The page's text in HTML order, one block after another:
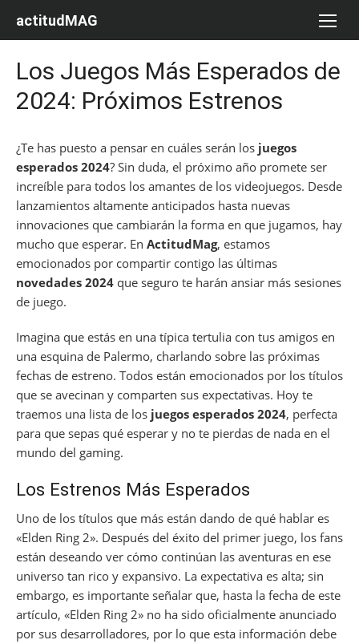
actitudMAG
Los Juegos Más Esperados de
2024: Próximos Estrenos
¿Te has puesto a pensar en cuáles serán los juegos
esperados 2024? Sin duda, el próximo año promete ser
increíble para todos los amantes de los videojuegos. Desde
lanzamientos altamente anticipados hasta nuevas
innovaciones que cambiarán la forma en que jugamos, hay
mucho que esperar. En ActitudMag, estamos
emocionados por compartir contigo las últimas
novedades 2024 que seguro te harán ansiar más sesiones
de juego.
Imagina que estás en una típica tertulia con tus amigos en
una esquina de Palermo, charlando sobre las próximas
fechas de estreno. Todos están emocionados por los títulos
que se avecinan y comparten sus expectativas. Hoy te
traemos una lista de los juegos esperados 2024, perfecta
para que sepas qué esperar y no te pierdas de nada en el
mundo del gaming.
Los Estrenos Más Esperados
Uno de los títulos que más están dando de qué hablar es
«Elden Ring 2». Después del éxito del primer juego, los fans
están deseando ver cómo continúan las aventuras en ese
universo tan rico y expansivo. La expectativa es alta; sin
embargo, es importante señalar que, hasta la fecha de este
artículo, «Elden Ring 2» no ha sido oficialmente anunciado
por sus desarrolladores, por lo que esta información debe